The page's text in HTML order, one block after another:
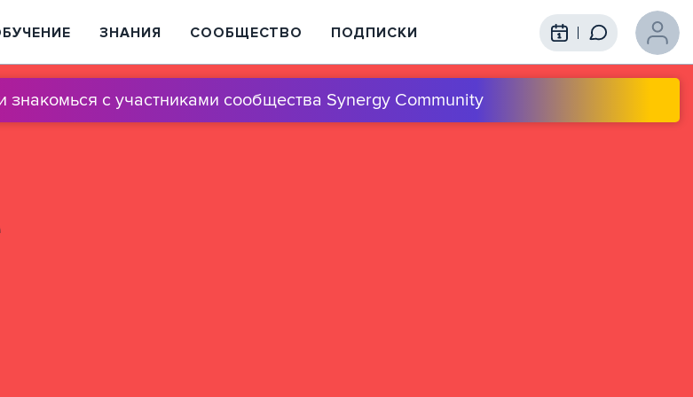
ЗНАНИЯ СООБЩЕСТВО ПОДПИСКИ
знакомься с участниками сообщества Synergy Community